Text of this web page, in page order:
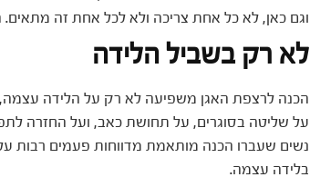
וגם כאן, לא כל אחת צריכה ולא לכל אחת זה
לא רק בשביל הלידה
הכנה לרצפת האגן משפיעה לא רק על הלידה
על שליטה בסוגרים, על תחושת כאב, ועל החזרה
נשים שעברו הכנה מותאמת מדווחות פעמים רבות על
בלידה עצמה.